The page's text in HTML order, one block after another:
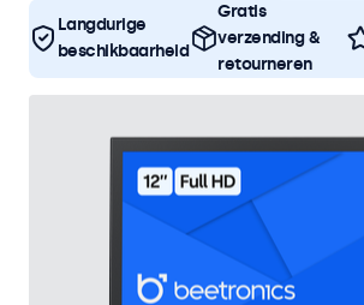
Langdurige
beschikbaarheid
Gratis
verzending &
retourneren